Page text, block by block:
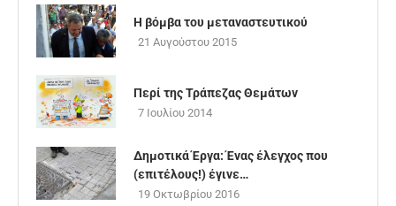
Η βόμβα του μεταναστευτικού
21 Αυγούστου 2015
Περί της Τράπεζας Θεμάτων
7 Ιουλίου 2014
Δημοτικά Έργα: Ένας έλεγχος που
(επιτέλους!) έγινε…
19 Οκτωβρίου 2016